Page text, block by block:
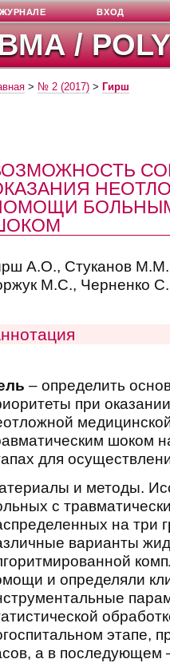
/
ВХОД
> № 2 (2017) > Гирш
А.О., Стуканов
М.С., Черненко
– определить
при
шоком
для
и методы.
с
на три
варианты
и определяли
этапе,
а в последующем